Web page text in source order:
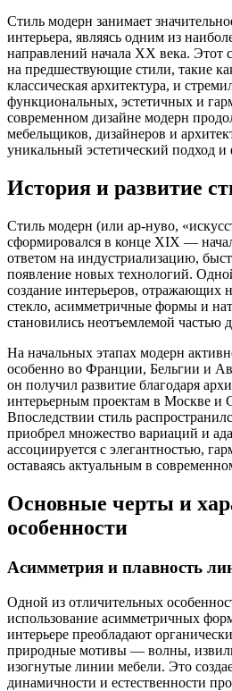
Стиль модерн занимает
интерьера, являясь одним из
направлений начала XX века. Этот
на предшествующие стили, такие
классическая архитектура, и
функциональных, эстетичных и
современном дизайне модерн
мебельщиков, дизайнеров и
уникальный эстетический подход и
История и развитие
Стиль модерн (или ар-нуво,
сформировался в конце XIX —
ответом на индустриализацию,
появление новых технологий.
создание интерьеров, отражающих
стекло, асимметричные формы и
становились неотъемлемой частью
На начальных этапах модерн
особенно во Франции, Бельгии и
он получил развитие благодаря
интерьерным проектам в Москве и
Впоследствии стиль
приобрел множество вариаций и
ассоциируется с элегантностью,
оставаясь актуальным в
Основные черты и
особенности
Асимметрия и плавность
Одной из отличительных
использование асимметричных
интерьере преобладают
природные мотивы — волны,
изогнутые линии мебели. Это
динамичности и естественности